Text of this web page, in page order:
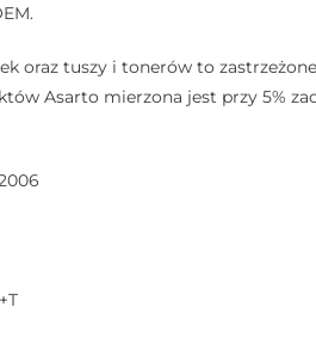
oraz tuszy i tonerów to
Asarto mierzona jest przy 5%